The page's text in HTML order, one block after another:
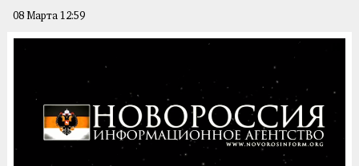
08 Марта 12:59